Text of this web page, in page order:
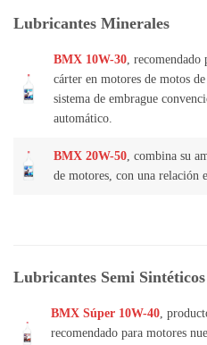
Lubricantes Minerales
BMX 10W-30, recomendado
cárter en motores de motos
sistema de embrague
automático.
BMX 20W-50, combina su
de motores, con una relación
Lubricantes Semi Sintéticos
BMX Súper 10W-40,
recomendado para motores